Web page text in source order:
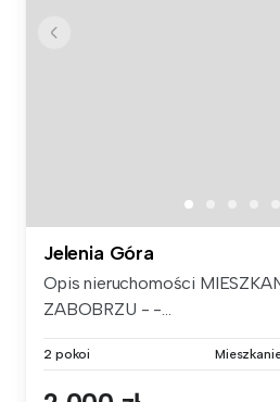
Jelenia Góra
Opis nieruchomości
ZABOBRZU - -...
2 pokoi